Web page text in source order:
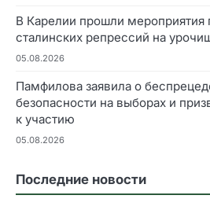
В Карелии прошли мероприятия
сталинских репрессий на
05.08.2026
Памфилова заявила о
безопасности на выборах и
к участию
05.08.2026
Последние новости